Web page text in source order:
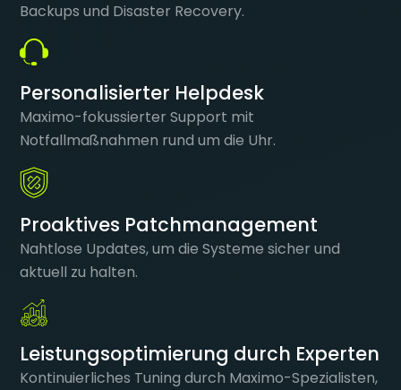
Backups und Disaster Recovery.
Personalisierter Helpdesk
Maximo-fokussierter Support mit
Notfallmaßnahmen rund um die Uhr.
Proaktives Patchmanagement
Nahtlose Updates, um die Systeme sicher und
aktuell zu halten.
Leistungsoptimierung durch Experten
Kontinuierliches Tuning durch Maximo-Spezialisten,